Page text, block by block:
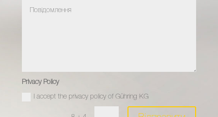
Privacy Policy
I accept the privacy policy of Gühring KG